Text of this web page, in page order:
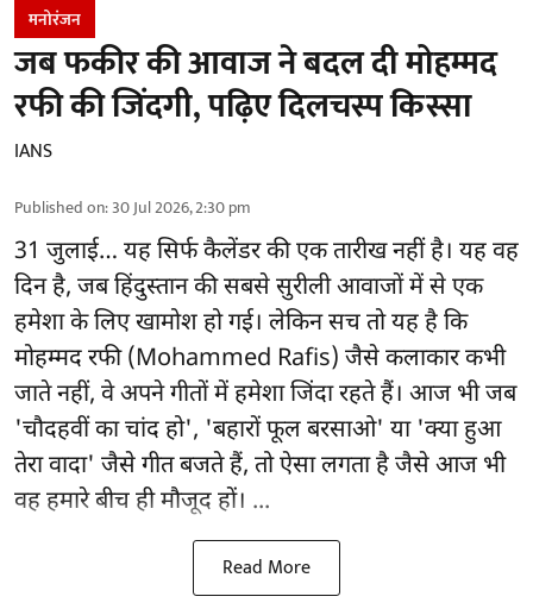
मनोरंजन
जब फकीर की आवाज ने बदल दी मोहम्मद
रफी की जिंदगी, पढ़िए दिलचस्प किस्सा
IANS
Published on:30 Jul 2026, 2:30 pm
31 जुलाई… यह सिर्फ कैलेंडर की एक तारीख नहीं है। यह वह
दिन है, जब हिंदुस्तान की सबसे सुरीली आवाजों में से एक
हमेशा के लिए खामोश हो गई। लेकिन सच तो यह है कि
मोहम्मद रफी (Mohammed Rafis) जैसे कलाकार कभी
जाते नहीं, वे अपने गीतों में हमेशा जिंदा रहते हैं। आज भी जब
'चौदहवीं का चांद हो', 'बहारों फूल बरसाओ' या 'क्या हुआ
तेरा वादा' जैसे गीत बजते हैं, तो ऐसा लगता है जैसे आज भी
वह हमारे बीच ही मौजूद हों। ...
Read More